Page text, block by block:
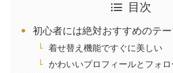
目次
初心者には絶対おすすめのテー
着せ替え機能ですぐに美しい
かわいいプロフィールとフォ